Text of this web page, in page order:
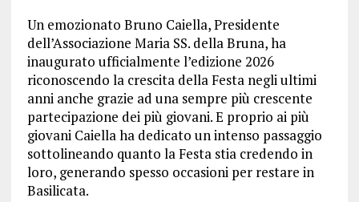
Un emozionato Bruno Caiella, Presidente
dell’Associazione Maria SS. della Bruna, ha
inaugurato ufficialmente l’edizione 2026
riconoscendo la crescita della Festa negli ultimi
anni anche grazie ad una sempre più crescente
partecipazione dei più giovani. E proprio ai più
giovani Caiella ha dedicato un intenso passaggio
sottolineando quanto la Festa stia credendo in
loro, generando spesso occasioni per restare in
Basilicata.